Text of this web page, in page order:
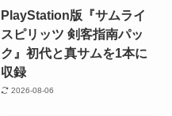
PlayStation版『サムライ
スピリッツ 剣客指南パッ
ク』初代と真サムを1本に
収録
2026-08-06